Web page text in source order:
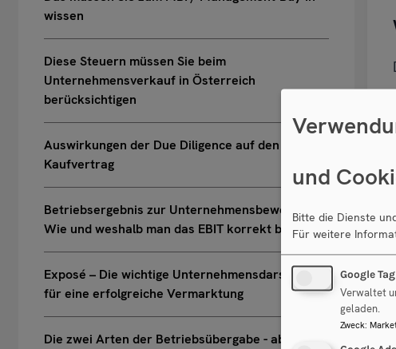
wissen
Diese Steuern müssen Sie beim
Unternehmensverkauf in Österreich
berücksichtigen
Auswirkungen der Due Diligence auf den
Kaufvertrag
Betriebsergebnis zur Unternehmensbewertung:
Wie und weshalb man das EBIT korrekt bereinigt
Exposé – Die wichtige Unternehmensdarstellung
für eine erfolgreiche Vermarktung
Die zwei Arten der Betriebsübergabe - abhängig
und
Bitte die Dienste
Für weitere
Google
Verwaltet
geladen.
Zweck: